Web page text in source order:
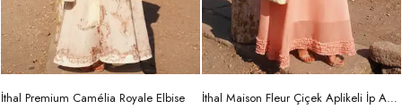
İthal Premium Camélia Royale Elbise İthal Maison Fleur Çiçek Aplikeli İp Askılı Maxi Elbise